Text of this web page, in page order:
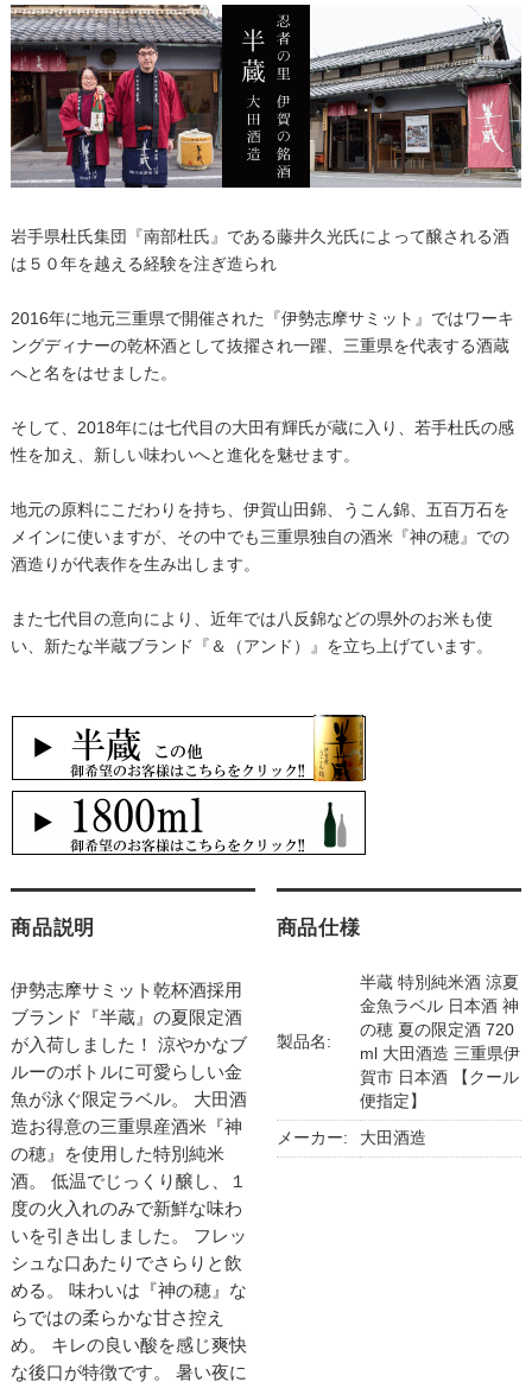
岩手県杜氏集団『南部杜氏』である藤井久光氏によって醸される酒
は５０年を越える経験を注ぎ造られ
2016年に地元三重県で開催された『伊勢志摩サミット』ではワーキ
ングディナーの乾杯酒として抜擢され一躍、三重県を代表する酒蔵
へと名をはせました。
そして、2018年には七代目の大田有輝氏が蔵に入り、若手杜氏の感
性を加え、新しい味わいへと進化を魅せます。
地元の原料にこだわりを持ち、伊賀山田錦、うこん錦、五百万石を
メインに使いますが、その中でも三重県独自の酒米『神の穂』での
酒造りが代表作を生み出します。
また七代目の意向により、近年では八反錦などの県外のお米も使
い、新たな半蔵ブランド『＆（アンド）』を立ち上げています。
商品説明
伊勢志摩サミット乾杯酒採用
ブランド『半蔵』の夏限定酒
が入荷しました！ 涼やかなブ
ルーのボトルに可愛らしい金
魚が泳ぐ限定ラベル。 大田酒
造お得意の三重県産酒米『神
の穂』を使用した特別純米
酒。 低温でじっくり醸し、１
度の火入れのみで新鮮な味わ
いを引き出しました。 フレッ
シュな口あたりでさらりと飲
める。 味わいは『神の穂』な
らではの柔らかな甘さ控え
め。 キレの良い酸を感じ爽快
な後口が特徴です。 暑い夜に
商品仕様
製品名:
半蔵 特別純米酒 涼夏
金魚ラベル 日本酒 神
の穂 夏の限定酒 720
ml 大田酒造 三重県伊
賀市 日本酒 【クール
便指定】
メーカー: 大田酒造